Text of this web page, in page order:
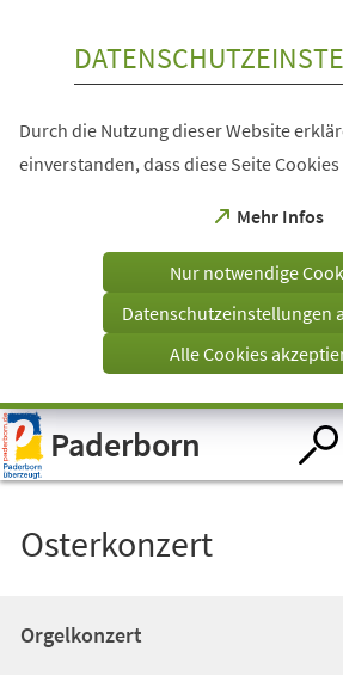
Visuelle
Assistenzsoftware
öffnen.
Durch die Nutzung dieser Website
einverstanden, dass diese Seite
Mehr Infos
(Öffnet
einem
Tab)
Nur notwendige
Datenschutzeinstellungen
Alle Cookies
Paderborn
Osterkonzert
Orgelkonzert